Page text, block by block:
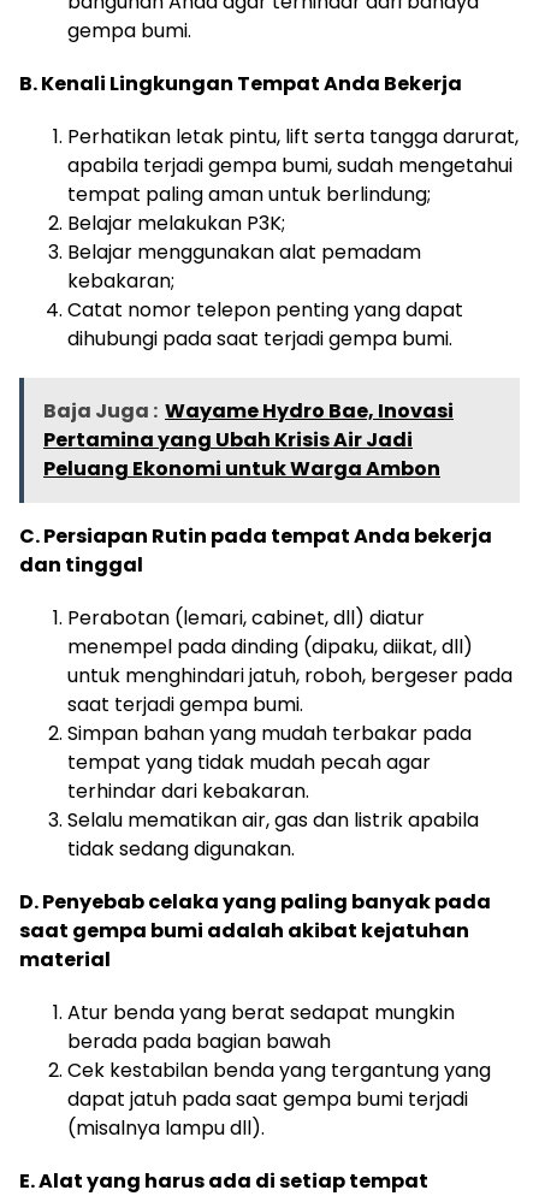
gempa bumi.
B. Kenali Lingkungan Tempat Anda Bekerja
Perhatikan letak pintu, lift serta tangga darurat,
apabila terjadi gempa bumi, sudah mengetahui
tempat paling aman untuk berlindung;
Belajar melakukan P3K;
Belajar menggunakan alat pemadam
kebakaran;
Catat nomor telepon penting yang dapat
dihubungi pada saat terjadi gempa bumi.
Baja Juga : Wayame Hydro Bae, Inovasi
Pertamina yang Ubah Krisis Air Jadi
Peluang Ekonomi untuk Warga Ambon
C. Persiapan Rutin pada tempat Anda bekerja
dan tinggal
Perabotan (lemari, cabinet, dll) diatur
menempel pada dinding (dipaku, diikat, dll)
untuk menghindari jatuh, roboh, bergeser pada
saat terjadi gempa bumi.
Simpan bahan yang mudah terbakar pada
tempat yang tidak mudah pecah agar
terhindar dari kebakaran.
Selalu mematikan air, gas dan listrik apabila
tidak sedang digunakan.
D. Penyebab celaka yang paling banyak pada
saat gempa bumi adalah akibat kejatuhan
material
Atur benda yang berat sedapat mungkin
berada pada bagian bawah
Cek kestabilan benda yang tergantung yang
dapat jatuh pada saat gempa bumi terjadi
(misalnya lampu dll).
E. Alat yang harus ada di setiap tempat